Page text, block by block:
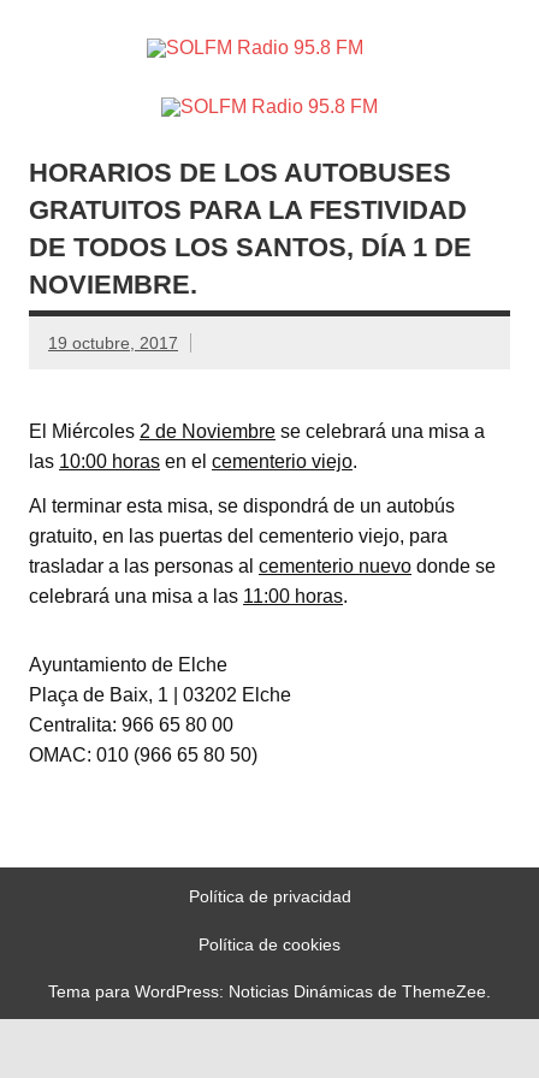
Crevillente, Radio en Vega Baja y Radio en el Medio
Vinalopó
HORARIOS DE LOS AUTOBUSES
GRATUITOS PARA LA FESTIVIDAD
DE TODOS LOS SANTOS, DÍA 1 DE
NOVIEMBRE.
19 octubre, 2017
El Miércoles 2 de Noviembre se celebrará una misa a
las 10:00 horas en el cementerio viejo.
Al terminar esta misa, se dispondrá de un autobús
gratuito, en las puertas del cementerio viejo, para
trasladar a las personas al cementerio nuevo donde se
celebrará una misa a las 11:00 horas.
Ayuntamiento de Elche
Plaça de Baix, 1 | 03202 Elche
Centralita: 966 65 80 00
OMAC: 010 (966 65 80 50)
Política de privacidad
Política de cookies
Tema para WordPress: Noticias Dinámicas de ThemeZee.